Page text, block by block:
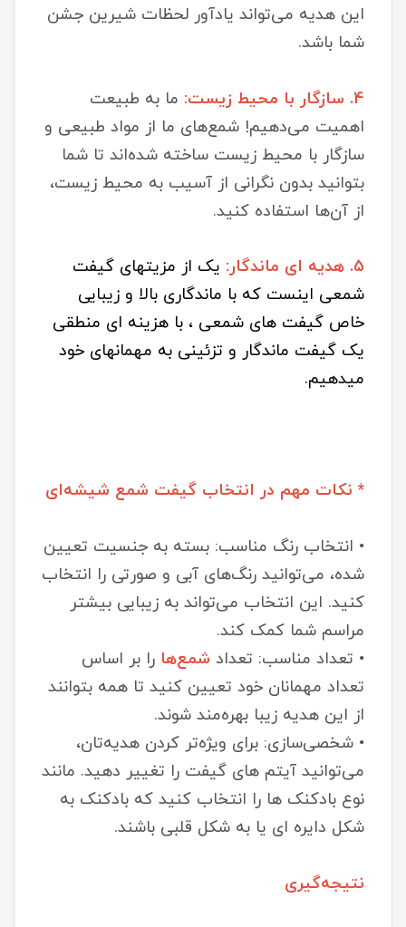
این هدیه می‌تواند یادآور لحظات شیرین جشن
شما باشد.
4. سازگار با محیط زیست:
ما به طبیعت
اهمیت می‌دهیم! شمع‌های ما از مواد طبیعی و
سازگار با محیط زیست ساخته شده‌اند تا شما
بتوانید بدون نگرانی از آسیب به محیط زیست،
از آن‌ها استفاده کنید.
5. هدیه ای ماندگار:
یک از مزیتهای گیفت
شمعی اینست که با ماندگاری بالا و زیبایی
خاص گیفت های شمعی ، با هزینه ای منطقی
یک گیفت ماندگار و تزئینی به مهمانهای خود
میدهیم.
* نکات مهم در انتخاب گیفت شمع شیشه‌ای
• انتخاب رنگ مناسب: بسته به جنسیت تعیین
شده، می‌توانید رنگ‌های آبی و صورتی را انتخاب
کنید. این انتخاب می‌تواند به زیبایی بیشتر
مراسم شما کمک کند.
• تعداد مناسب: تعداد شمع‌ها را بر اساس
تعداد مهمانان خود تعیین کنید تا همه بتوانند
از این هدیه زیبا بهره‌مند شوند.
• شخصی‌سازی: برای ویژه‌تر کردن هدیه‌تان،
می‌توانید آیتم های گیفت را تغییر دهید. مانند
نوع بادکنک ها را انتخاب کنید که بادکنک به
شکل دایره ای یا به شکل قلبی باشند.
نتیجه‌گیری